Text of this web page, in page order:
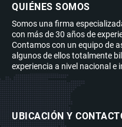
QUIÉNES SOMOS
Somos una firma
con más de 30 años de
Contamos con un equipo de
algunos de ellos totalmente
experiencia a nivel nacional e
UBICACIÓN Y